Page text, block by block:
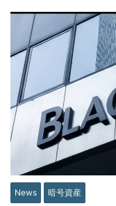
News 暗号資産